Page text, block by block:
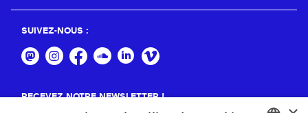
SUIVEZ-NOUS :
RECEVEZ NOTRE NEWSLETTER !